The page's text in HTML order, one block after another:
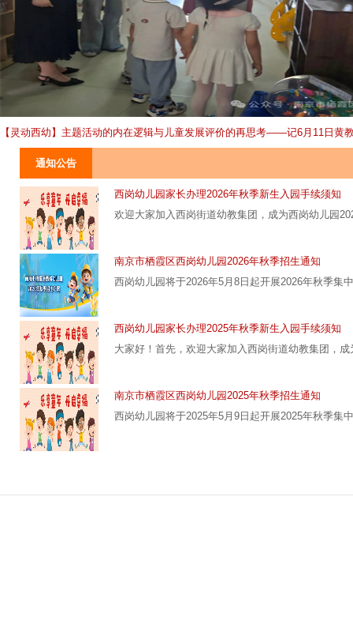
【灵动西幼】主题活动的内在逻辑与儿童发展评价的再思考——记6月11日黄
通知公告
西岗幼儿园家长办理2026年秋季新生入园手续须知
欢迎大家加入西岗街道幼教集团，成为西岗幼儿园
南京市栖霞区西岗幼儿园2026年秋季招生通知
西岗幼儿园将于2026年5月8日起开展2026年秋季集
西岗幼儿园家长办理2025年秋季新生入园手续须知
大家好！首先，欢迎大家加入西岗街道幼教集团，
南京市栖霞区西岗幼儿园2025年秋季招生通知
西岗幼儿园将于2025年5月9日起开展2025年秋季集